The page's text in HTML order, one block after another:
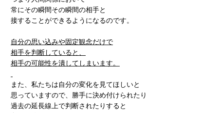
常にその瞬間その瞬間の相手と
接することができるようになるのです。
自分の思い込みや固定観念だけで
相手を判断していると、
相手の可能性を潰してしまいます。
また、私たちは自分の変化を見てほしいと
思っていますので、勝手に決め付けられたり
過去の延長線上で判断されたりすると